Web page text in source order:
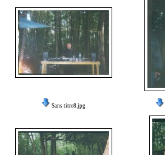
Sans titre8.jpg